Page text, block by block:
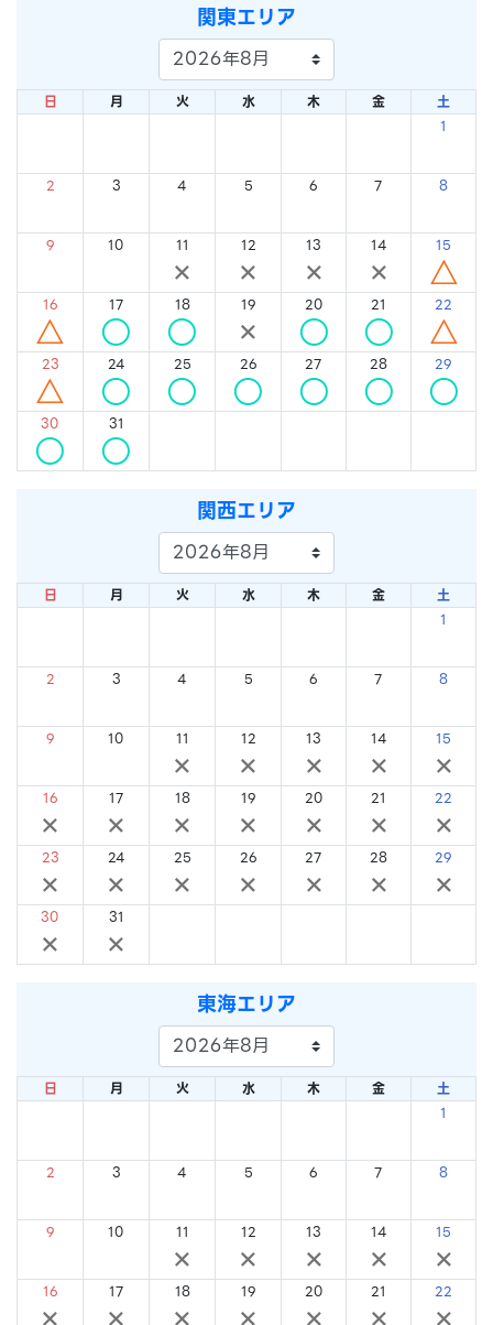
関東エリア
日 月 火 水 木 金
土
1
2 3 4 5 6 7 8
9 10 11
×
12
×
13
×
14
×
15
△
16
△
17
○
18
○
19
×
20
○
21
○
22
△
23
△
24
○
25
○
26
○
27
○
28
○
29
○
30
○
31
○
関西エリア
日 月 火 水 木 金
土
1
2 3 4 5 6 7 8
9 10 11
×
12
×
13
×
14
×
15
×
16
×
17
×
18
×
19
×
20
×
21
×
22
×
23
×
24
×
25
×
26
×
27
×
28
×
29
×
30
×
31
×
東海エリア
日 月 火 水 木 金
土
1
2 3 4 5 6 7 8
9 10 11
×
12
×
13
×
14
×
15
×
16 17 18 19 20 21 22